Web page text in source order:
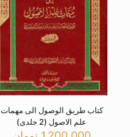
کتاب طریق الوصول الی مهمات
علم الاصول (2 جلدی)